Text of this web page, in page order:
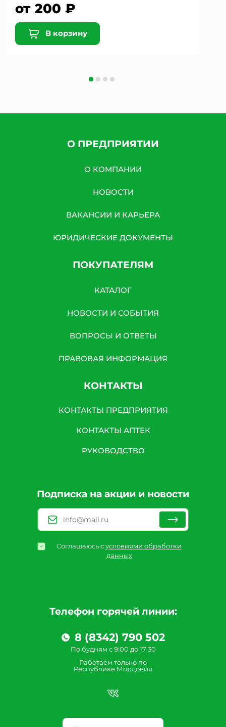
от 200 ₽
В корзину
Телефон горячей линии:
8 (8342) 790 502
По будням с 9:00 до 17:30
Работаем только по
Республике Мордовия
О ПРЕДПРИЯТИИ
О КОМПАНИИ
НОВОСТИ
ВАКАНСИИ И КАРЬЕРА
ЮРИДИЧЕСКИЕ ДОКУМЕНТЫ
ПОКУПАТЕЛЯМ
КАТАЛОГ
НОВОСТИ И СОБЫТИЯ
ВОПРОСЫ И ОТВЕТЫ
ПРАВОВАЯ ИНФОРМАЦИЯ
КОНТАКТЫ
КОНТАКТЫ ПРЕДПРИЯТИЯ
КОНТАКТЫ АПТЕК
РУКОВОДСТВО
Подписка на акции и новости
Соглашаюсь сусловиями обработки
данных